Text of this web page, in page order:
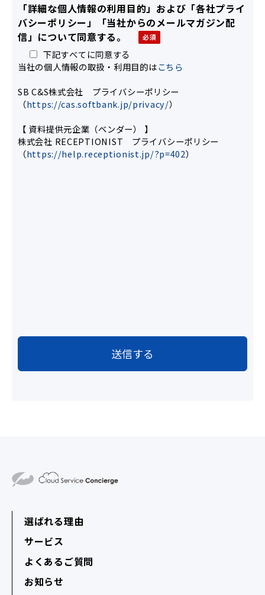
「詳細な個人情報の利用目的」および「各社プライ
バシーポリシー」「当社からのメールマガジン配
信」について同意する。
下記すべてに同意する
当社の個人情報の取扱・利用目的はこちら
SB C&S株式会社 プライバシーポリシー
（https://cas.softbank.jp/privacy/）
【 資料提供元企業（ベンダー） 】
株式会社 RECEPTIONIST プライバシーポリシー
（https://help.receptionist.jp/?p=402）
選ばれる理由
サービス
よくあるご質問
お知らせ